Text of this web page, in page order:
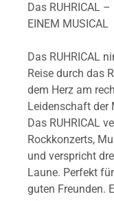
Das RUHRICAL –
EINEM MUSICAL
Das RUHRICAL
Reise durch das
dem Herz am
Leidenschaft der
Das RUHRICAL
Rockkonzerts,
und verspricht
Laune. Perfekt
guten Freunden.